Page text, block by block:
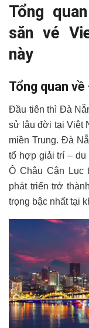
Tổng
săn vé
này
Tổng quan về
Đầu tiên thì Đà
sử lâu đời tại Việt
miền Trung. Đà
tổ hợp giải trí – du
Ô Châu Cận Lục
phát triển trở
trọng bậc nhất tại